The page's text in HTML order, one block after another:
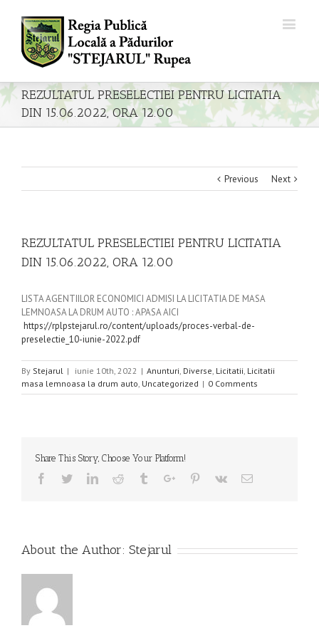
REZULTATUL PRESELECTIEI PENTRU LICITATIA
DIN 15.06.2022, ORA 12.00
Previous Next
REZULTATUL PRESELECTIEI PENTRU LICITATIA
DIN 15.06.2022, ORA 12.00
LISTA AGENTIILOR ECONOMICI ADMISI LA LICITATIA DE MASA
LEMNOASA LA DRUM AUTO : APASA AICI
https://rplpstejarul.ro/content/uploads/proces-verbal-de-
preselectie_10-iunie-2022.pdf
By Stejarul | iunie 10th, 2022 | Anunturi, Diverse, Licitatii, Licitatii
masa lemnoasa la drum auto, Uncategorized | 0 Comments
Share This Story, Choose Your Platform!
Facebook
TwitterLinkedinReddit TumblrGoogle+Pinterest
Vk Email
About the Author: Stejarul